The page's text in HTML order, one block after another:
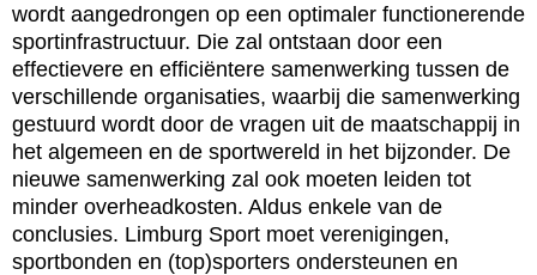
wordt aangedrongen op een optimaler functionerende
sportinfrastructuur. Die zal ontstaan door een
effectievere en efficiëntere samenwerking tussen de
verschillende organisaties, waarbij die samenwerking
gestuurd wordt door de vragen uit de maatschappij in
het algemeen en de sportwereld in het bijzonder. De
nieuwe samenwerking zal ook moeten leiden tot
minder overheadkosten. Aldus enkele van de
conclusies. Limburg Sport moet verenigingen,
sportbonden en (top)sporters ondersteunen en